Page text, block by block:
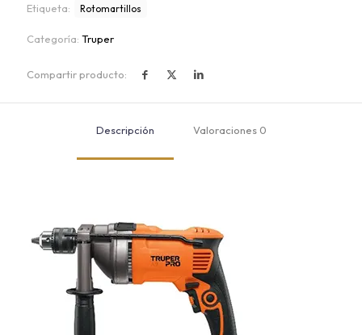
Etiqueta: Rotomartillos
Categoría: Truper
Compartir producto:
Descripción Valoraciones 0